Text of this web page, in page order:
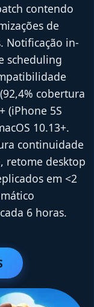
contendo
de
Notificação in-
scheduling
cobertura
(iPhone 5S
10.13+.
continuidade
retome desktop
em <2
6 horas.